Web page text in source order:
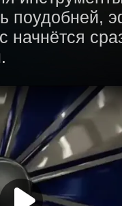
поудобней,
начнётся